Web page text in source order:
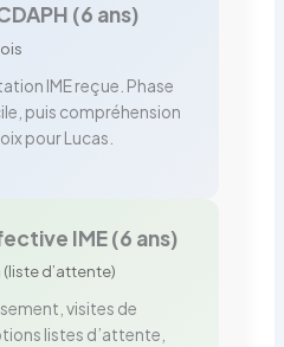
(6 ans)
IME reçue. Phase
puis compréhension
pour Lucas.
IME (6 ans)
(liste d’attente)
visites de
listes d’attente,